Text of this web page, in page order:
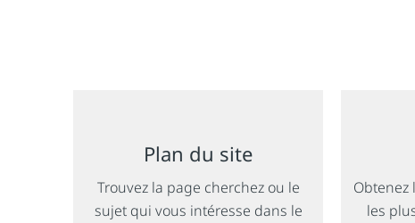
Plan du site
Trouvez la page cherchez ou le
sujet qui vous intéresse dans le
Obtenez
les